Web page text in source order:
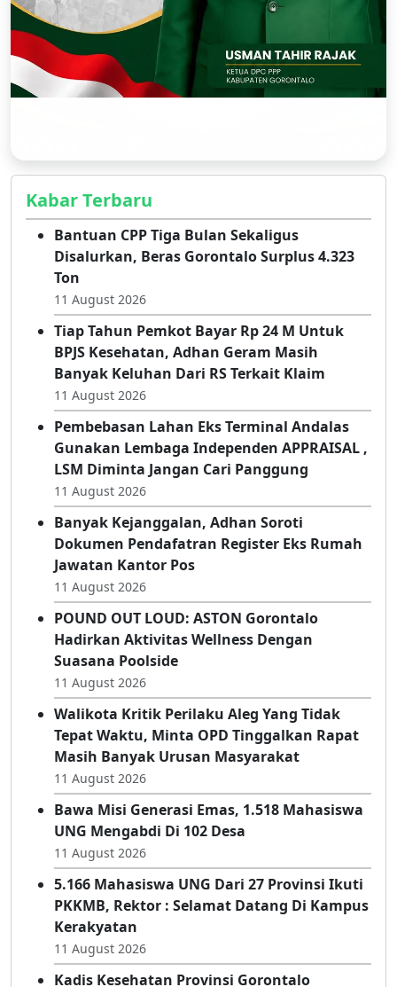
Kabar Terbaru
Bantuan CPP Tiga Bulan Sekaligus
Disalurkan, Beras Gorontalo Surplus 4.323
Ton
11 August 2026
Tiap Tahun Pemkot Bayar Rp 24 M Untuk
BPJS Kesehatan, Adhan Geram Masih
Banyak Keluhan Dari RS Terkait Klaim
11 August 2026
Pembebasan Lahan Eks Terminal Andalas
Gunakan Lembaga Independen APPRAISAL ,
LSM Diminta Jangan Cari Panggung
11 August 2026
Banyak Kejanggalan, Adhan Soroti
Dokumen Pendafatran Register Eks Rumah
Jawatan Kantor Pos
11 August 2026
POUND OUT LOUD: ASTON Gorontalo
Hadirkan Aktivitas Wellness Dengan
Suasana Poolside
11 August 2026
Walikota Kritik Perilaku Aleg Yang Tidak
Tepat Waktu, Minta OPD Tinggalkan Rapat
Masih Banyak Urusan Masyarakat
11 August 2026
Bawa Misi Generasi Emas, 1.518 Mahasiswa
UNG Mengabdi Di 102 Desa
11 August 2026
5.166 Mahasiswa UNG Dari 27 Provinsi Ikuti
PKKMB, Rektor : Selamat Datang Di Kampus
Kerakyatan
11 August 2026
Kadis Kesehatan Provinsi Gorontalo